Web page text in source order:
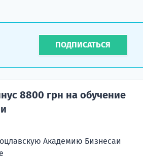
ПОДПИСАТЬСЯ
8800 грн на обучение
Академию Бизнесаи